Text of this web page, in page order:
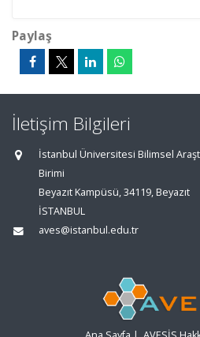
Paylaş
İletişim Bilgileri
İstanbul Üniversitesi Bilimsel
Birimi
Beyazıt Kampüsü, 34119, Beyazıt
İSTANBUL
aves@istanbul.edu.tr